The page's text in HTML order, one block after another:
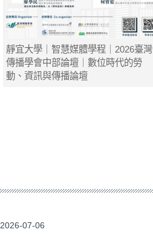
靜宜大學｜智慧媒體學程｜2026臺灣
傳播學會中部論壇｜數位時代的勞
動、資訊與傳播論壇
2026-07-06